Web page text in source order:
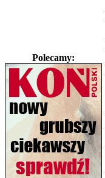
Polecamy: